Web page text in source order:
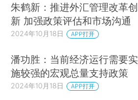
朱鹤新：推进外汇管理改革创
新 加强政策评估和市场沟通
2024年10月18日 APP打开
潘功胜：当前经济运行需要实
施较强的宏观总量支持政策
2024年10月18日 APP打开